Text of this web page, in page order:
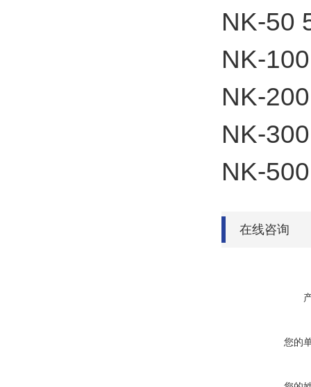
NK-50
NK-
NK-
NK-
NK-
在线咨询
您的